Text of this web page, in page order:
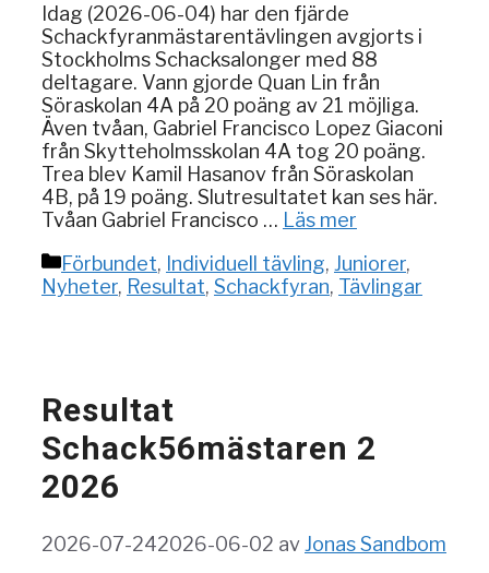
Idag (2026-06-04) har den fjärde
Schackfyranmästarentävlingen avgjorts i
Stockholms Schacksalonger med 88
deltagare. Vann gjorde Quan Lin från
Söraskolan 4A på 20 poäng av 21 möjliga.
Även tvåan, Gabriel Francisco Lopez Giaconi
från Skytteholmsskolan 4A tog 20 poäng.
Trea blev Kamil Hasanov från Söraskolan
4B, på 19 poäng. Slutresultatet kan ses här.
Tvåan Gabriel Francisco … Läs mer
Kategorier
Förbundet, Individuell tävling, Juniorer,
Nyheter, Resultat, Schackfyran, Tävlingar
Resultat
Schack56mästaren 2
2026
2026-07-242026-06-02 avJonas Sandbom